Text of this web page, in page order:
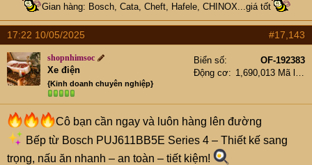
Gian hàng: Bosch, Cata, Cheft, Hafele, CHINOX...giá tốt
17:22 10/05/2025 #17,143
shopnhimsoc
Xe điện
{Kinh doanh chuyên nghiệp}
Biển số
OF-192383
Động cơ
1,690,013 Mã lực
Cô bạn cần ngay và luôn hàng lên đường
Bếp từ Bosch PUJ611BB5E Series 4 – Thiết kế sang
trọng, nấu ăn nhanh – an toàn – tiết kiệm!